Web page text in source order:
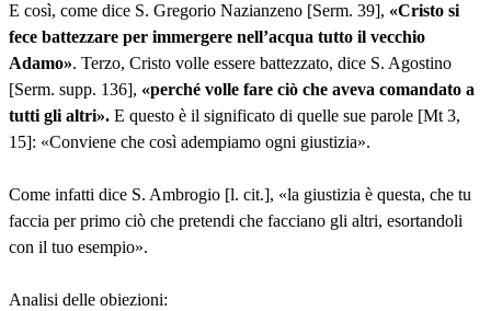
E così, come dice S. Gregorio Nazianzeno [Serm. 39], «Cristo si
fece battezzare per immergere nell’acqua tutto il vecchio
Adamo». Terzo, Cristo volle essere battezzato, dice S. Agostino
[Serm. supp. 136], «perché volle fare ciò che aveva comandato a
tutti gli altri». E questo è il significato di quelle sue parole [Mt 3,
15]: «Conviene che così adempiamo ogni giustizia».
Come infatti dice S. Ambrogio [l. cit.], «la giustizia è questa, che tu
faccia per primo ciò che pretendi che facciano gli altri, esortandoli
con il tuo esempio».
Analisi delle obiezioni: